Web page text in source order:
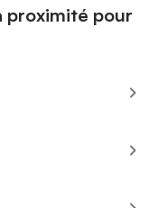
proximité pour